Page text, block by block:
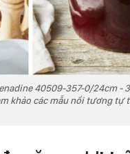
40509-357-0/24cm-
khảo các mẫu nồi tương tự